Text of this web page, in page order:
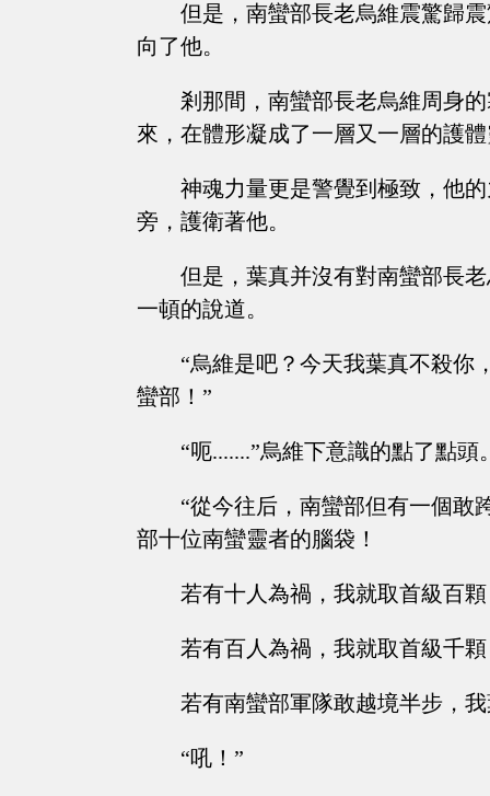
但是，南蠻部長老烏維震驚歸
向了他。
剎那間，南蠻部長老烏維周身
來，在體形凝成了一層又一層的護
神魂力量更是警覺到極致，他
旁，護衛著他。
但是，葉真并沒有對南蠻部長
一頓的說道。
“烏維是吧？今天我葉真不殺你
蠻部！”
“呃.......”烏維下意識的點了點頭
“從今往后，南蠻部但有一個敢
部十位南蠻靈者的腦袋！
若有十人為禍，我就取首級百
若有百人為禍，我就取首級千
若有南蠻部軍隊敢越境半步，
“吼！”